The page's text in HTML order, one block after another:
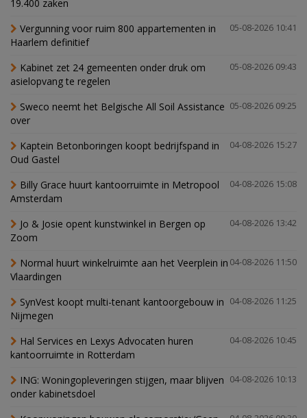
19.400 zaken
05-08-2026 10:41
Vergunning voor ruim 800 appartementen in
Haarlem definitief
05-08-2026 09:43
Kabinet zet 24 gemeenten onder druk om
asielopvang te regelen
05-08-2026 09:25
Sweco neemt het Belgische All Soil Assistance
over
04-08-2026 15:27
Kaptein Betonboringen koopt bedrijfspand in
Oud Gastel
04-08-2026 15:08
Billy Grace huurt kantoorruimte in Metropool
Amsterdam
04-08-2026 13:42
Jo & Josie opent kunstwinkel in Bergen op
Zoom
04-08-2026 11:50
Normal huurt winkelruimte aan het Veerplein in
Vlaardingen
04-08-2026 11:25
SynVest koopt multi-tenant kantoorgebouw in
Nijmegen
04-08-2026 10:45
Hal Services en Lexys Advocaten huren
kantoorruimte in Rotterdam
04-08-2026 10:13
ING: Woningopleveringen stijgen, maar blijven
onder kabinetsdoel